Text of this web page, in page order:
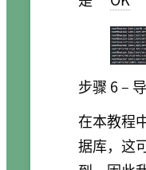
步骤 6 –
在本教程
据库，这